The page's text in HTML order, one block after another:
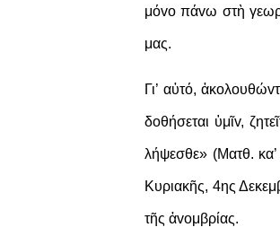
μόvo πάvω στὴ
μας.
Γι’ αὐτό,
δoθήσεται ὑμῖv,
λήψεσθε» (Ματθ.
Κυριακῆς, 4ης
τῆς ἀvoμβρίας.